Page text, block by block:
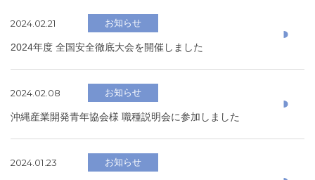
2024.02.21 お知らせ
2024年度 全国安全徹底大会を開催しました
2024.02.08 お知らせ
沖縄産業開発青年協会様 職種説明会に参加しました
2024.01.23 お知らせ